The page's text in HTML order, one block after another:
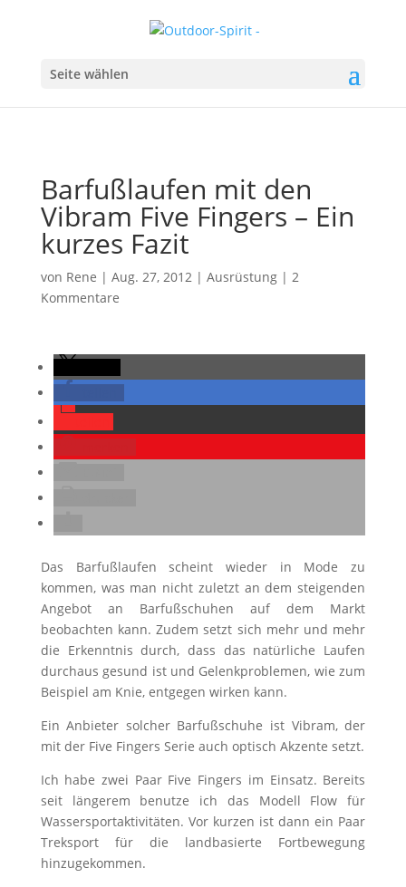
Seite wählen
Barfußlaufen mit den
Vibram Five Fingers – Ein
kurzes Fazit
von Rene | Aug. 27, 2012| Ausrüstung| 2
Kommentare
Das Barfußlaufen scheint wieder in Mode zu
kommen, was man nicht zuletzt an dem steigenden
Angebot an Barfußschuhen auf dem Markt
beobachten kann. Zudem setzt sich mehr und mehr
die Erkenntnis durch, dass das natürliche Laufen
durchaus gesund ist und Gelenkproblemen, wie zum
Beispiel am Knie, entgegen wirken kann.
Ein Anbieter solcher Barfußschuhe ist Vibram, der
mit der Five Fingers Serie auch optisch Akzente setzt.
Ich habe zwei Paar Five Fingers im Einsatz. Bereits
seit längerem benutze ich das Modell Flow für
Wassersportaktivitäten. Vor kurzen ist dann ein Paar
Treksport für die landbasierte Fortbewegung
hinzugekommen.